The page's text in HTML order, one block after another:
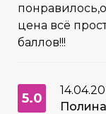
цена всё
баллов!!!
5.0